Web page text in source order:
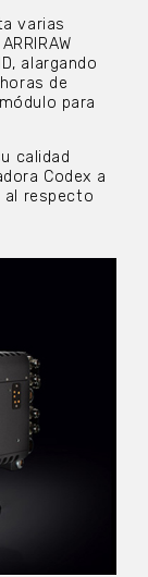
varias
alargando
de
para
calidad
Codex a
al respecto